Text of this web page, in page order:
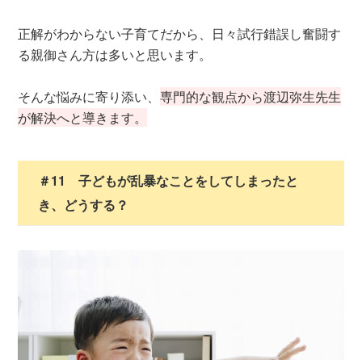
正解がわからない子育てだから、日々試行錯誤し奮闘す
る親御さん方は多いと思います。
そんな悩みに寄り添い、専門的な観点から渡辺弥生先生
が解決へと導きます。
＃11 子どもが乱暴なことをしてしまったと
き、どうする？